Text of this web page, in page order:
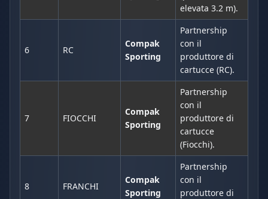
elevata 3.2 m).
6 RC
Compak
Sporting
Partnership
con il
produttore di
cartucce (RC).
7 FIOCCHI
Compak
Sporting
Partnership
con il
produttore di
cartucce
(Fiocchi).
8 FRANCHI
Compak
Sporting
Partnership
con il
produttore di